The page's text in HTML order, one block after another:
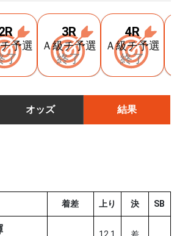
予選
了
3R
Ａ級チ予選
終了
4R
Ａ級チ予選
終了
オッズ 結果
着差 上り 決 SB